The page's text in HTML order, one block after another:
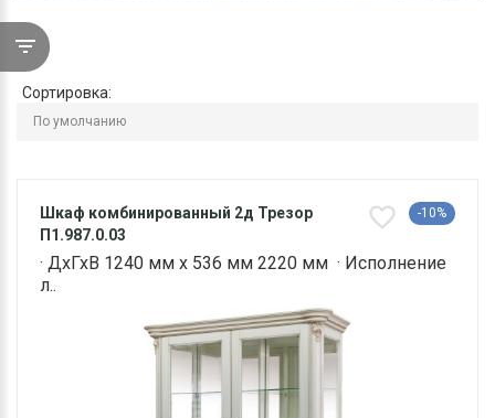
Сортировка:
Шкаф комбинированный 2д Трезор
П1.987.0.03
-10%
· ДхГхВ 1240 мм х 536 мм 2220 мм · Исполнение
л..